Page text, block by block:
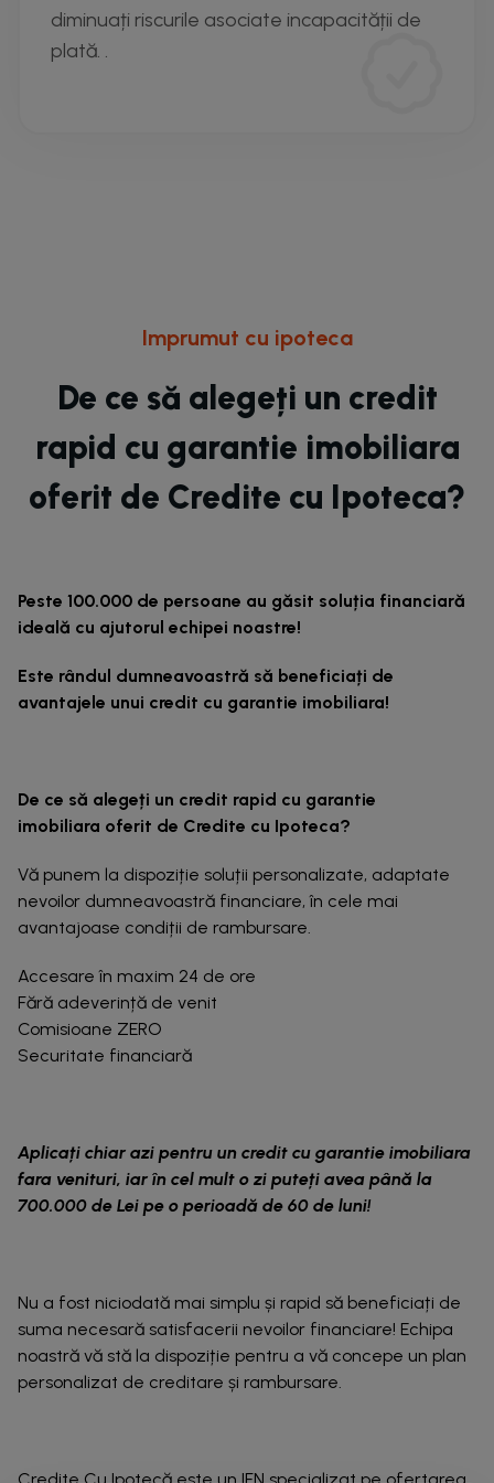
diminuați riscurile asociate incapacității de
plată. .
Imprumut cu ipoteca
De ce să alegeți un credit
rapid cu garantie imobiliara
oferit de Credite cu Ipoteca?
Peste 100.000 de persoane au găsit soluția financiară
ideală cu ajutorul echipei noastre!
Este rândul dumneavoastră să beneficiați de
avantajele unui credit cu garantie imobiliara!
De ce să alegeți un credit rapid cu garantie
imobiliara oferit de Credite cu Ipoteca?
Vă punem la dispoziție soluții personalizate, adaptate
nevoilor dumneavoastră financiare, în cele mai
avantajoase condiții de rambursare.
Accesare în maxim 24 de ore
Fără adeverință de venit
Comisioane ZERO
Securitate financiară
Aplicați chiar azi pentru un credit cu garantie imobiliara
fara venituri, iar în cel mult o zi puteți avea până la
700.000 de Lei pe o perioadă de 60 de luni!
Nu a fost niciodată mai simplu și rapid să beneficiați de
suma necesară satisfacerii nevoilor financiare! Echipa
noastră vă stă la dispoziție pentru a vă concepe un plan
personalizat de creditare și rambursare.